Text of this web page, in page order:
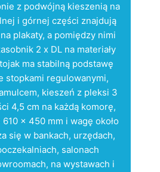
z podwójną kieszenią na
i górnej części znajdują
plakaty, a pomiędzy nimi
2 x DL na materiały
ma stabilną podstawę
stopkami regulowanymi,
kieszeń z pleksi 3
4,5 cm na każdą komorę,
x 450 mm i wagę około
się w bankach, urzędach,
salonach
na wystawach i